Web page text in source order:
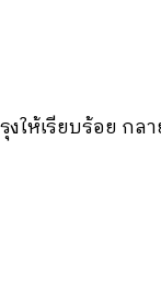
ให้เรียบร้อย ก